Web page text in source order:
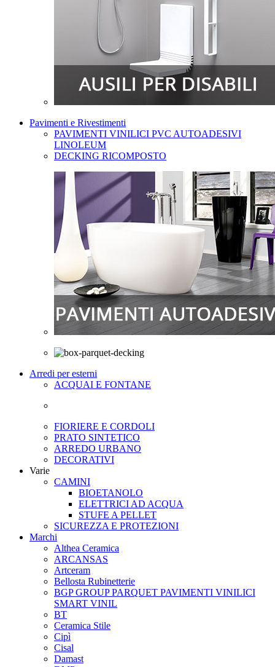
Pavimenti e Rivestimenti
PAVIMENTI VINILICI PVC AUTOADESIVI
LINOLEUM
DECKING RICOMPOSTO
Arredi per esterni
ACQUAI E FONTANE
FIORIERE E CORDOLI
PRATO SINTETICO
ARREDO URBANO
DECORATIVI
Varie
CAMINI
BIOETANOLO
ELETTRICI AD ACQUA
STUFE A PELLET
SICUREZZA E PROTEZIONI
Marchi
Althea Ceramica
ARCANSAS
Artceram
Bellosta Rubinetterie
BGP GROUP PARQUET PAVIMENTI VINILICI
SMART VINIL
BT
Ceramica Stile
Cipì
Cisal
Damast